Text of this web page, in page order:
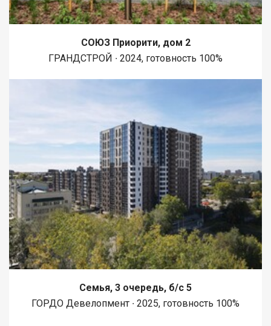
СОЮЗ Приорити, дом 2
ГРАНДСТРОЙ ∙ 2024, готовность 100%
Семья, 3 очередь, б/с 5
ГОРДО Девелопмент ∙ 2025, готовность 100%